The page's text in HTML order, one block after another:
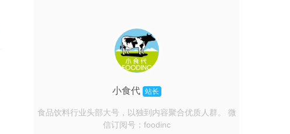
小食代 站长
食品饮料行业头部大号，以独到内容聚合优质人群。 微
信订阅号：foodinc